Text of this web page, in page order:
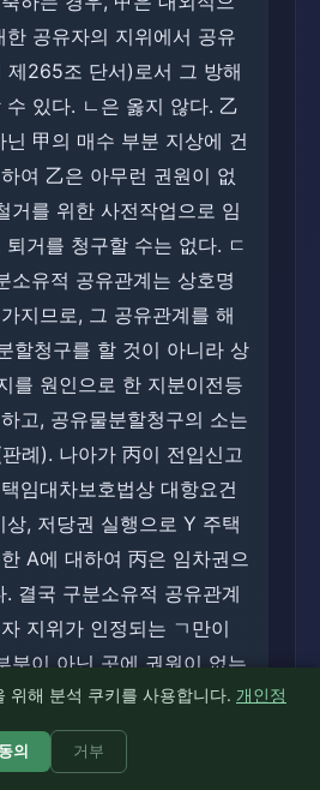
공유자의 지위에서 공유
제265조 단서)로서 그 방해
있다. ㄴ은 옳지 않다. 乙
甲의 매수 부분 지상에 건
여 乙은 아무런 권원이 없
거를 위한 사전작업으로 임
거를 청구할 수는 없다. ㄷ
소유적 공유관계는 상호명
지므로, 그 공유관계를 해
할청구를 할 것이 아니라 상
를 원인으로 한 지분이전등
고, 공유물분할청구의 소는
례). 나아가 丙이 전입신고
임대차보호법상 대항요건
, 저당권 실행으로 Y 주택
A에 대하여 丙은 임차권으
결국 구분소유적 공유관계
지위가 인정되는 ㄱ만이
분이 아닌 곳에 권원이 없는
가 아닌 공유물분할을 구한
므로, 옳은 것은 ㄱ뿐이다.
것은 ㄱ뿐이다.
위해 분석 쿠키를 사용합니다. 개인정
동의 거부